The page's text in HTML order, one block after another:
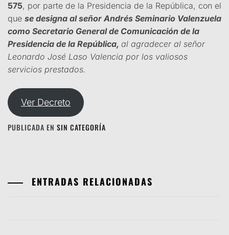
575, por parte de la Presidencia de la República, con el
que se designa al señor Andrés Seminario Valenzuela
como Secretario General de Comunicación de la
Presidencia de la República, al agradecer al señor
Leonardo José Laso Valencia por los valiosos
servicios prestados.
Ver Decreto
PUBLICADA EN SIN CATEGORÍA
ENTRADAS RELACIONADAS